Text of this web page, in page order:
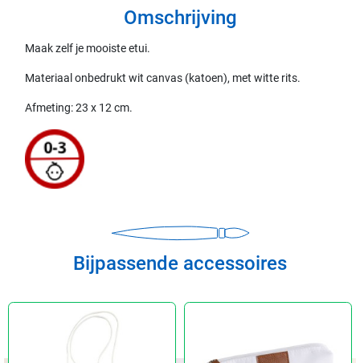
Omschrijving
Maak zelf je mooiste etui.
Materiaal onbedrukt wit canvas (katoen), met witte rits.
Afmeting: 23 x 12 cm.
Bijpassende accessoires